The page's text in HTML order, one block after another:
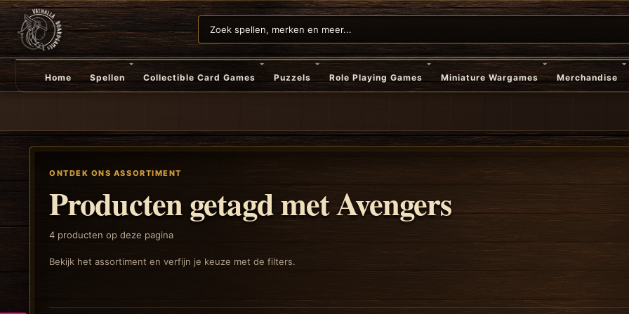
Home Spellen Collectible Card Games Puzzels Role Playing Games Miniature Wargames Merchandise
ONTDEK ONS ASSORTIMENT
Producten getagd met Avengers
4 producten op deze pagina
Bekijk het assortiment en verfijn je keuze met de filters.